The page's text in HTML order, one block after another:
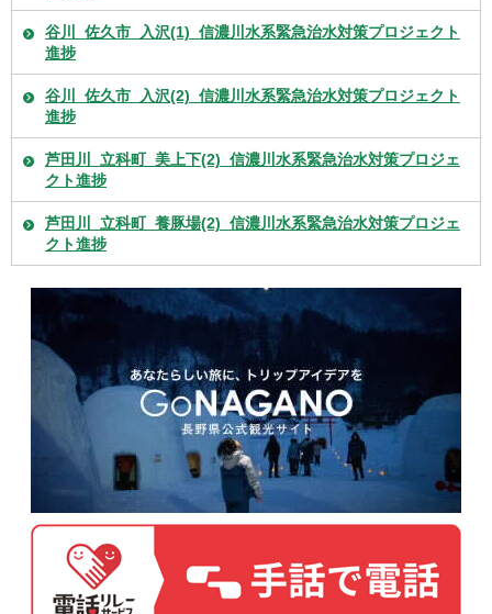
谷川_佐久市_入沢(1)_信濃川水系緊急治水対策プロジェクト
進捗
谷川_佐久市_入沢(2)_信濃川水系緊急治水対策プロジェクト
進捗
芦田川_立科町_美上下(2)_信濃川水系緊急治水対策プロジェ
クト進捗
芦田川_立科町_養豚場(2)_信濃川水系緊急治水対策プロジェ
クト進捗